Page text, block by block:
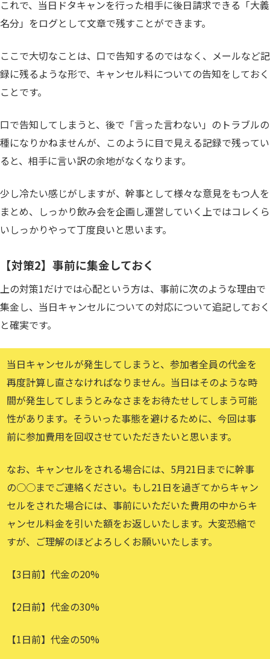
これで、当日ドタキャンを行った相手に後日請求できる「大義
名分」をログとして文章で残すことができます。
ここで大切なことは、口で告知するのではなく、メールなど記
録に残るような形で、キャンセル料についての告知をしておく
ことです。
口で告知してしまうと、後で「言った言わない」のトラブルの
種になりかねませんが、このように目で見える記録で残ってい
ると、相手に言い訳の余地がなくなります。
少し冷たい感じがしますが、幹事として様々な意見をもつ人を
まとめ、しっかり飲み会を企画し運営していく上ではコレくら
いしっかりやって丁度良いと思います。
【対策2】事前に集金しておく
上の対策1だけでは心配という方は、事前に次のような理由で
集金し、当日キャンセルについての対応について追記しておく
と確実です。
当日キャンセルが発生してしまうと、参加者全員の代金を
再度計算し直さなければなりません。当日はそのような時
間が発生してしまうとみなさまをお待たせしてしまう可能
性があります。そういった事態を避けるために、今回は事
前に参加費用を回収させていただきたいと思います。
なお、キャンセルをされる場合には、5月21日までに幹事
の○○までご連絡ください。もし21日を過ぎてからキャン
セルをされた場合には、事前にいただいた費用の中からキ
ャンセル料金を引いた額をお返しいたします。大変恐縮で
すが、ご理解のほどよろしくお願いいたします。
【3日前】代金の20%
【2日前】代金の30%
【1日前】代金の50%